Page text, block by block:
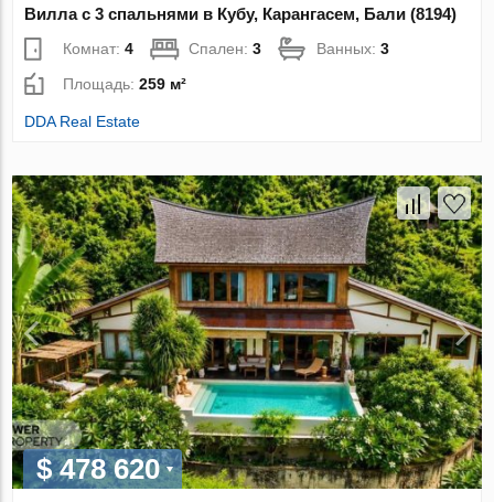
Вилла с 3 спальнями в Кубу, Карангасем, Бали (8194)
Комнат:4 Спален:3 Ванных:3
Площадь:259 м²
DDA Real Estate
$ 478 620